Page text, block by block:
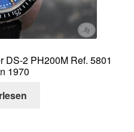
DS-2 PH200M Ref. 5801
1970